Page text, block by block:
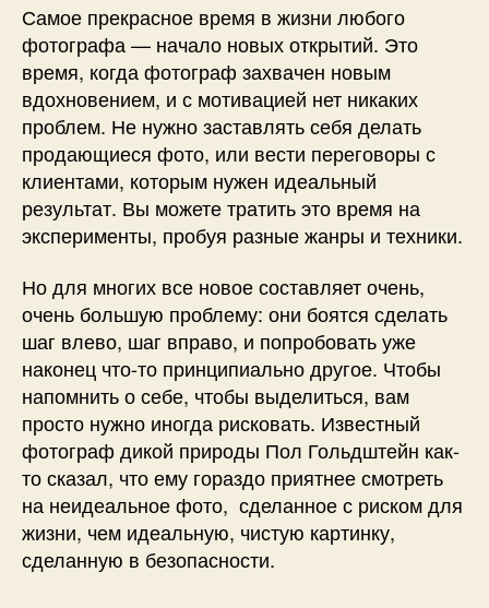
Самое прекрасное время в жизни любого
фотографа — начало новых открытий. Это
время, когда фотограф захвачен новым
вдохновением, и с мотивацией нет никаких
проблем. Не нужно заставлять себя делать
продающиеся фото, или вести переговоры с
клиентами, которым нужен идеальный
результат. Вы можете тратить это время на
эксперименты, пробуя разные жанры и техники.
Но для многих все новое составляет очень,
очень большую проблему: они боятся сделать
шаг влево, шаг вправо, и попробовать уже
наконец что-то принципиально другое. Чтобы
напомнить о себе, чтобы выделиться, вам
просто нужно иногда рисковать. Известный
фотограф дикой природы Пол Гольдштейн как-
то сказал, что ему гораздо приятнее смотреть
на неидеальное фото, сделанное с риском для
жизни, чем идеальную, чистую картинку,
сделанную в безопасности.